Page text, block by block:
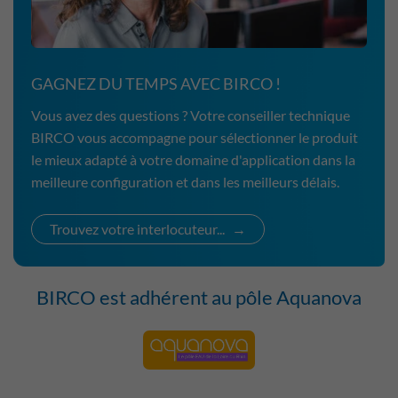
GAGNEZ DU TEMPS AVEC BIRCO !
Vous avez des questions ? Votre conseiller technique
BIRCO vous accompagne pour sélectionner le produit
le mieux adapté à votre domaine d'application dans la
meilleure configuration et dans les meilleurs délais.
Trouvez votre interlocuteur...
BIRCO est adhérent au pôle Aquanova